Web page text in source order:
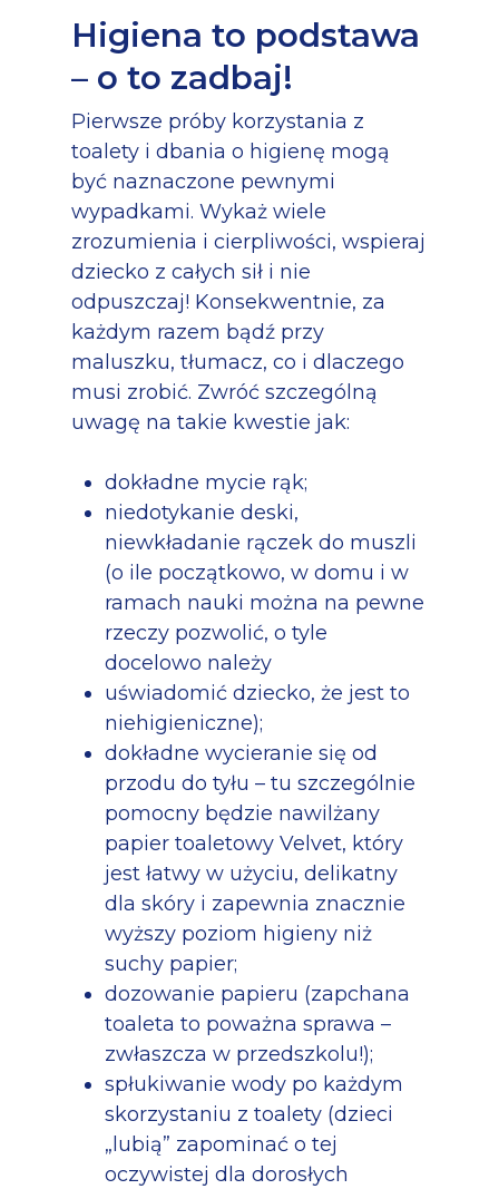
Higiena to podstawa
– o to zadbaj!
Pierwsze próby korzystania z
toalety i dbania o higienę mogą
być naznaczone pewnymi
wypadkami. Wykaż wiele
zrozumienia i cierpliwości, wspieraj
dziecko z całych sił i nie
odpuszczaj! Konsekwentnie, za
każdym razem bądź przy
maluszku, tłumacz, co i dlaczego
musi zrobić. Zwróć szczególną
uwagę na takie kwestie jak:
dokładne mycie rąk;
niedotykanie deski,
niewkładanie rączek do muszli
(o ile początkowo, w domu i w
ramach nauki można na pewne
rzeczy pozwolić, o tyle
docelowo należy
uświadomić dziecko, że jest to
niehigieniczne);
dokładne wycieranie się od
przodu do tyłu – tu szczególnie
pomocny będzie nawilżany
papier toaletowy Velvet, który
jest łatwy w użyciu, delikatny
dla skóry i zapewnia znacznie
wyższy poziom higieny niż
suchy papier;
dozowanie papieru (zapchana
toaleta to poważna sprawa –
zwłaszcza w przedszkolu!);
spłukiwanie wody po każdym
skorzystaniu z toalety (dzieci
„lubią” zapominać o tej
oczywistej dla dorosłych